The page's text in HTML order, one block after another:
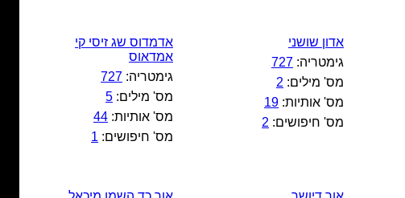
אדון שושני
גימטריה: 727
מס' מילים: 2
מס' אותיות: 19
מס' חיפושים: 2
אדמדוס שג זיסי קי
אמדאוס
גימטריה: 727
מס' מילים: 5
מס' אותיות: 44
מס' חיפושים: 1